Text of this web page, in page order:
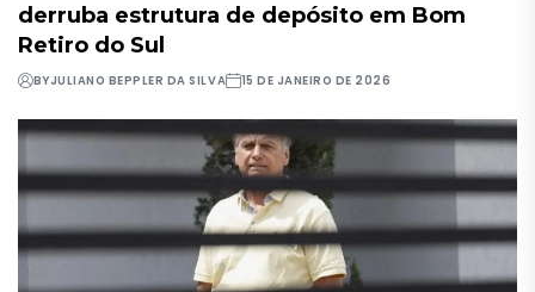
derruba estrutura de depósito em Bom
Retiro do Sul
BYJULIANO BEPPLER DA SILVA 15 DE JANEIRO DE 2026